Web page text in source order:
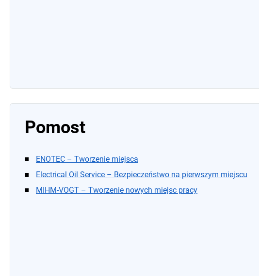
Pomost
ENOTEC – Tworzenie miejsca
Electrical Oil Service – Bezpieczeństwo na pierwszym miejscu
MIHM-VOGT – Tworzenie nowych miejsc pracy